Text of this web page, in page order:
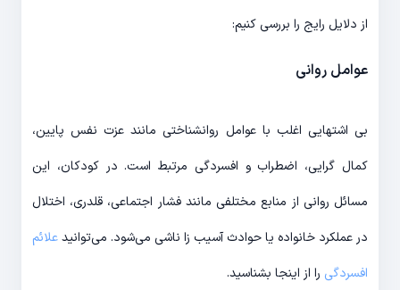
از دلایل رایج را بررسی کنیم:
عوامل روانی
بی اشتهایی اغلب با عوامل روانشناختی مانند عزت نفس پایین،
کمال گرایی، اضطراب و افسردگی مرتبط است. در کودکان، این
مسائل روانی از منابع مختلفی مانند فشار اجتماعی، قلدری، اختلال
در عملکرد خانواده یا حوادث آسیب زا ناشی می‌شود. می‌توانیدعلائم
افسردگی را از اینجا بشناسید.